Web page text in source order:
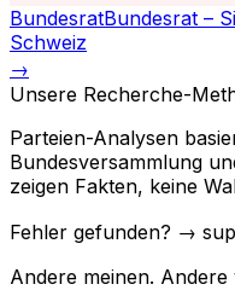
BundesratBundesrat –
Schweiz
→
Unsere Recherche-
Parteien-Analysen
Bundesversammlung
zeigen Fakten, keine
Fehler gefunden? →
Andere meinen.